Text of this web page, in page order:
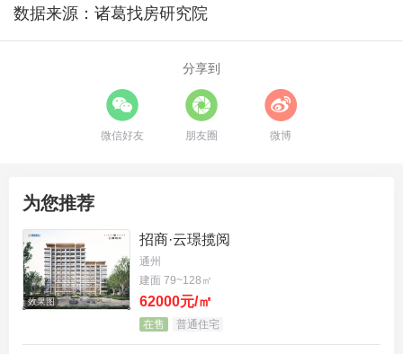
数据来源：诸葛找房研究院
分享到
微信好友 朋友圈 微博
为您推荐
效果图
招商·云璟揽阅
通州
建面 79~128㎡
62000元/㎡
在售 普通住宅